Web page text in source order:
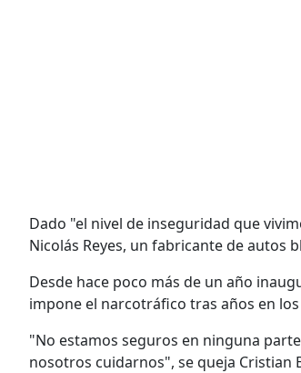
Dado "el nivel de inseguridad que
Nicolás Reyes, un fabricante de autos
Desde hace poco más de un año
impone el narcotráfico tras años en
"No estamos seguros en ninguna
nosotros cuidarnos", se queja Cristian